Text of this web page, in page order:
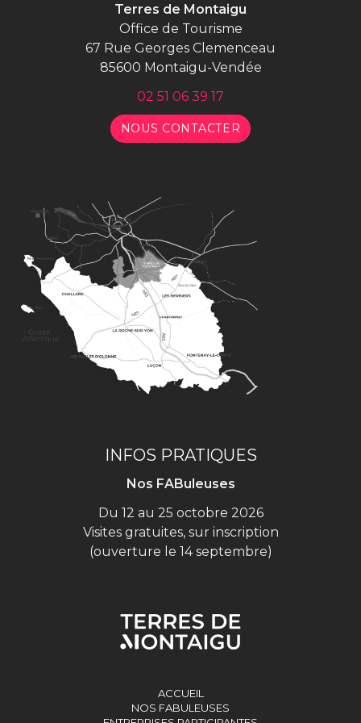
Terres de Montaigu
Office de Tourisme
67 Rue Georges Clemenceau
85600 Montaigu-Vendée
02 51 06 39 17
NOUS CONTACTER
INFOS PRATIQUES
Nos FABuleuses
Du 12 au 25 octobre 2026
Visites gratuites, sur inscription
(ouverture le 14 septembre)
ACCUEIL
NOS FABULEUSES